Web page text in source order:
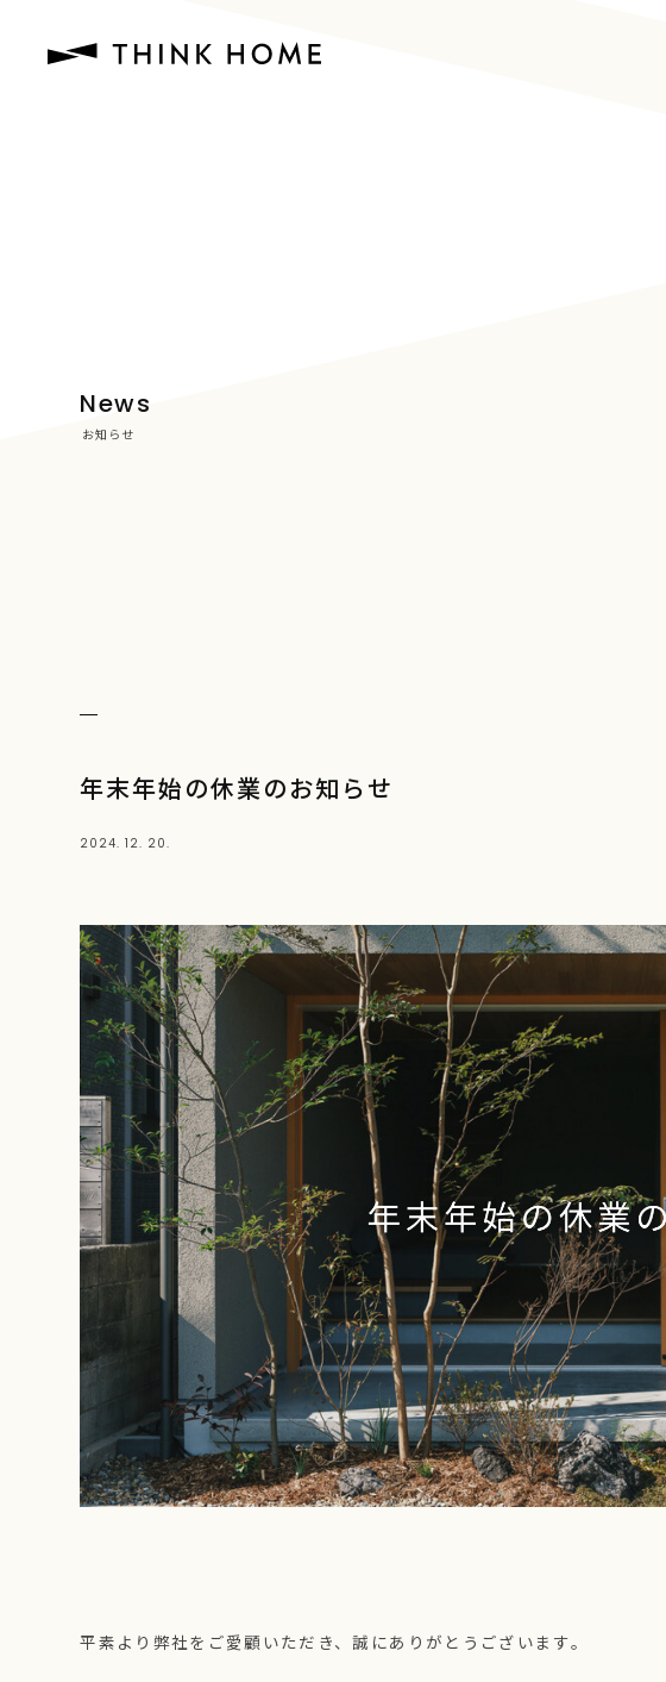
News
お知らせ
年末年始の休業のお知らせ
2024. 12. 20.
平素より弊社をご愛顧いただき、誠にありがとうございます。